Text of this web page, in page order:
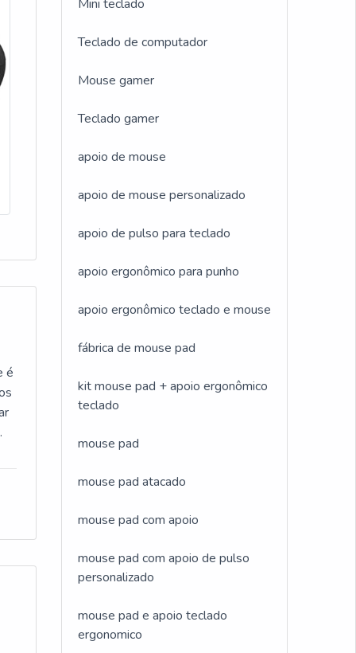
é
Mini teclado
Teclado de computador
Mouse gamer
Teclado gamer
apoio de mouse
apoio de mouse personalizado
apoio de pulso para teclado
apoio ergonômico para punho
apoio ergonômico teclado e mouse
fábrica de mouse pad
kit mouse pad + apoio ergonômico
teclado
mouse pad
mouse pad atacado
mouse pad com apoio
mouse pad com apoio de pulso
personalizado
mouse pad e apoio teclado
ergonomico